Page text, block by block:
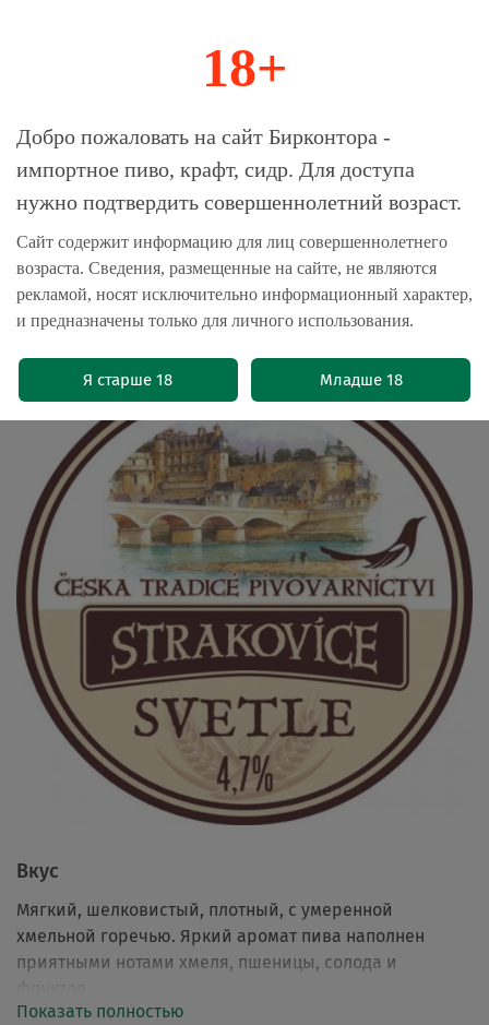
Магазин-Склад импортного пива, крафта и
Главная Бренды Strakovice
Пиво Страковице Светлое /
Strakovice Svetle 20л - кег
Вкус
Мягкий, шелковистый, плотный, с умеренной
хмельной горечью. Яркий аромат пива наполнен
приятными нотами хмеля, пшеницы, солода и
Показать полностью
18+
Добро пожаловать на сайт Бирконтора -
импортное пиво, крафт, сидр. Для доступа
нужно подтвердить совершеннолетний возраст.
Сайт содержит информацию для лиц совершеннолетнего
возраста. Сведения, размещенные на сайте, не являются
рекламой, носят исключительно информационный характер,
и предназначены только для личного использования.
Я старше 18 Младше 18